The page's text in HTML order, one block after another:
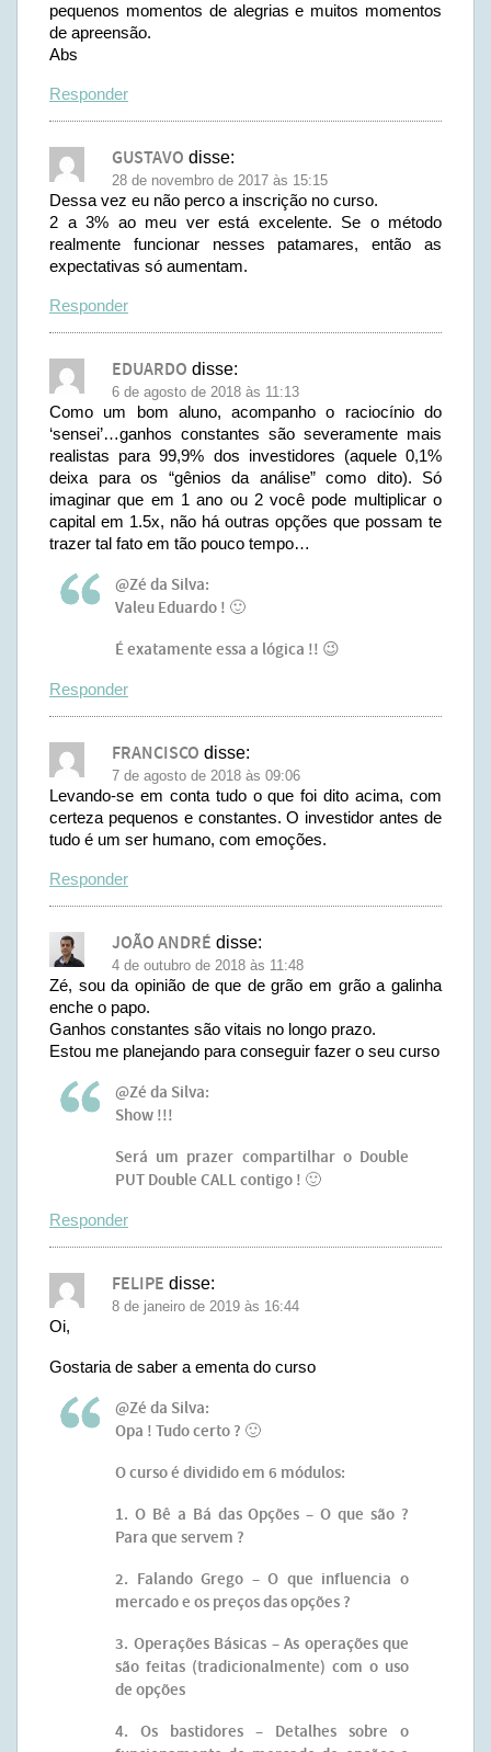
pequenos momentos de alegrias e muitos momentos
de apreensão.
Abs
Responder
GUSTAVO disse:
28 de novembro de 2017 às 15:15
Dessa vez eu não perco a inscrição no curso.
2 a 3% ao meu ver está excelente. Se o método
realmente funcionar nesses patamares, então as
expectativas só aumentam.
Responder
EDUARDO disse:
6 de agosto de 2018 às 11:13
Como um bom aluno, acompanho o raciocínio do
‘sensei’…ganhos constantes são severamente mais
realistas para 99,9% dos investidores (aquele 0,1%
deixa para os “gênios da análise” como dito). Só
imaginar que em 1 ano ou 2 você pode multiplicar o
capital em 1.5x, não há outras opções que possam te
trazer tal fato em tão pouco tempo…
@Zé da Silva:
Valeu Eduardo ! 🙂
É exatamente essa a lógica !! 😉
Responder
FRANCISCO disse:
7 de agosto de 2018 às 09:06
Levando-se em conta tudo o que foi dito acima, com
certeza pequenos e constantes. O investidor antes de
tudo é um ser humano, com emoções.
Responder
JOÃO ANDRÉ disse:
4 de outubro de 2018 às 11:48
Zé, sou da opinião de que de grão em grão a galinha
enche o papo.
Ganhos constantes são vitais no longo prazo.
Estou me planejando para conseguir fazer o seu curso
@Zé da Silva:
Show !!!
Será um prazer compartilhar o Double
PUT Double CALL contigo ! 🙂
Responder
FELIPE disse:
8 de janeiro de 2019 às 16:44
Oi,
Gostaria de saber a ementa do curso
@Zé da Silva:
Opa ! Tudo certo ? 🙂
O curso é dividido em 6 módulos:
1. O Bê a Bá das Opções – O que são ?
Para que servem ?
2. Falando Grego – O que influencia o
mercado e os preços das opções ?
3. Operações Básicas – As operações que
são feitas (tradicionalmente) com o uso
de opções
4. Os bastidores – Detalhes sobre o